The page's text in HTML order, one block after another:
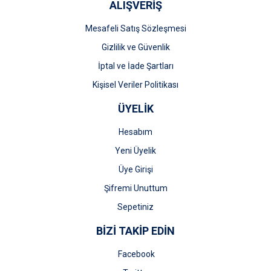
ALIŞVERİŞ
Mesafeli Satış Sözleşmesi
Gizlilik ve Güvenlik
İptal ve İade Şartları
Kişisel Veriler Politikası
ÜYELİK
Hesabım
Yeni Üyelik
Üye Girişi
Şifremi Unuttum
Sepetiniz
BİZİ TAKİP EDİN
Facebook